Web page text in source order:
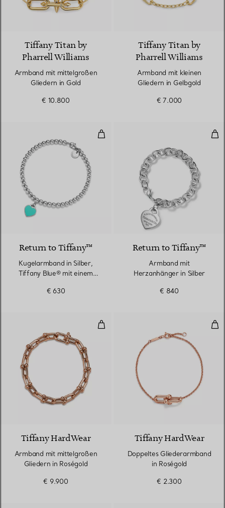
Tiffany Titan by
Pharrell Williams
Armband mit mittelgroßen
Gliedern in Gold
€ 10.800
Tiffany Titan by
Pharrell Williams
Armband mit kleinen
Gliedern in Gelbgold
€ 7.000
Kugelarmband in Silber, Tiffany
3 Farben
Return to Tiffany™
Kugelarmband in Silber,
Tiffany Blue® mit einem
€ 630
Return to Tiffany™
Armband mit
Herzanhänger in Silber
€ 840
Armband mit mittelgroßen
2 Materialien
Tiffany HardWear
Armband mit mittelgroßen
Gliedern in Roségold
€ 9.900
Tiffany HardWear
Doppeltes Gliederarmband
in Roségold
€ 2.300